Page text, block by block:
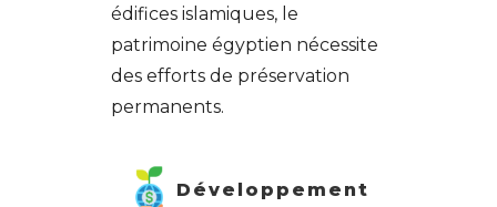
édifices islamiques, le
patrimoine égyptien nécessite
des efforts de préservation
permanents.
Développement